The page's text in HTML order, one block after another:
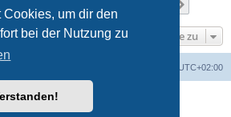
um dir den
bei der Nutzung zu
Gehe zu
UTC+02:00
® Forum Software © phpBB Limited
phpBB.de